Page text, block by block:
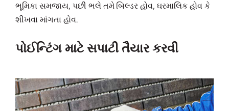
ભૂમિકા સમજાય, પછી ભલે તમે બિલ્ડર હોવ, ઘરમાલિક હોવ કે
શીખવા માંગતા હોવ.
પોઈન્ટિંગ માટે સપાટી તૈયાર કરવી